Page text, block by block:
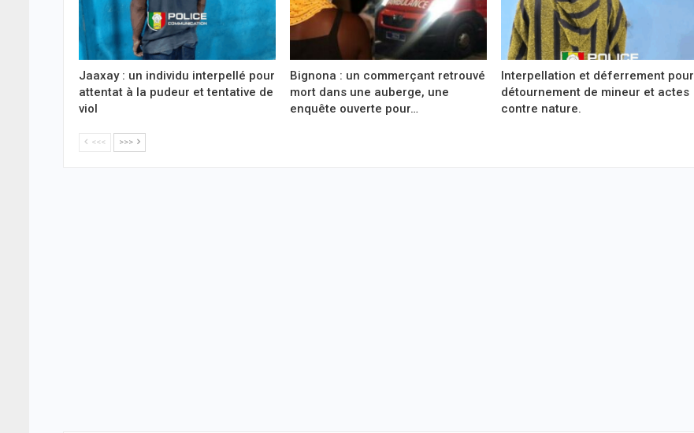
Jaaxay : un individu interpellé pour
attentat à la pudeur et tentative de
viol
Bignona : un commerçant retrouvé
mort dans une auberge, une
enquête ouverte pour…
Interpellation et déferrement pour
détournement de mineur et actes
contre nature.
<<< >>>